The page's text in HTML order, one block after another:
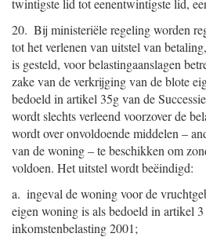
twintigste lid tot eenentwintigste lid,
20. Bij ministeriële regeling worden
tot het verlenen van uitstel van
is gesteld, voor belastingaanslagen
zake van de verkrijging van de blote
bedoeld in artikel 35g van de
wordt slechts verleend voorzover de
wordt over onvoldoende middelen –
van de woning – te beschikken om
voldoen. Het uitstel wordt beëindigd:
a. ingeval de woning voor de
eigen woning is als bedoeld in artikel
inkomstenbelasting 2001;